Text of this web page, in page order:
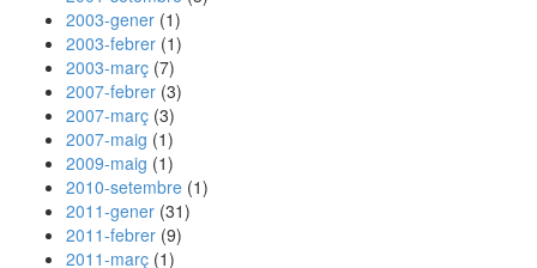
2003-gener (1)
2003-febrer (1)
2003-març (7)
2007-febrer (3)
2007-març (3)
2007-maig (1)
2009-maig (1)
2010-setembre (1)
2011-gener (31)
2011-febrer (9)
2011-març (1)